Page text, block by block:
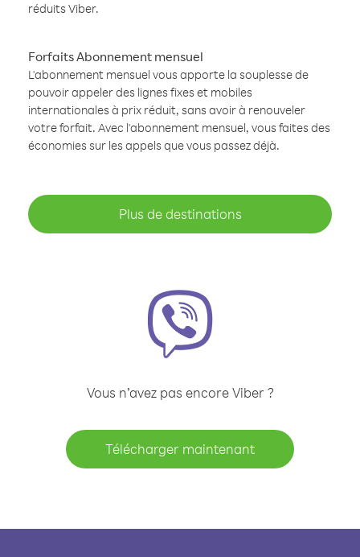
réduits Viber.
Forfaits Abonnement mensuel
L'abonnement mensuel vous apporte la souplesse de
pouvoir appeler des lignes fixes et mobiles
internationales à prix réduit, sans avoir à renouveler
votre forfait. Avec l'abonnement mensuel, vous faites des
économies sur les appels que vous passez déjà.
Plus de destinations
Vous n’avez pas encore Viber ?
Télécharger maintenant